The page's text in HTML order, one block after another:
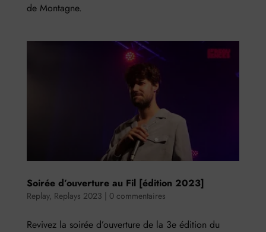
de Montagne.
Soirée d’ouverture au Fil [édition 2023]
Replay, Replays 2023 | 0 commentaires
Revivez la soirée d’ouverture de la 3e édition du